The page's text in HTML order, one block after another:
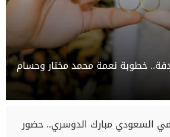
خطوبة نعمة محمد مختار وحسام
السعودي مبارك الدوسري.. حضور